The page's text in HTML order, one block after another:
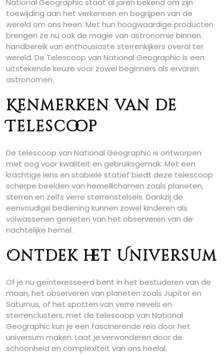
National Geographic staat al jaren bekend om zijn
toewijding aan het verkennen en begrijpen van de
wereld om ons heen. Met hun hoogwaardige producten
brengen ze nu ook de magie van astronomie binnen
handbereik van enthousiaste sterrenkijkers overal ter
wereld. De Telescoop van National Geographic is een
uitstekende keuze voor zowel beginners als ervaren
astronomen.
Kenmerken van de
Telescoop
De telescoop van National Geographic is ontworpen
met oog voor kwaliteit en gebruiksgemak. Met een
krachtige lens en stabiele statief biedt deze telescoop
scherpe beelden van hemellichamen zoals planeten,
sterren en zelfs verre sterrenstelsels. Dankzij de
eenvoudige bediening kunnen zowel kinderen als
volwassenen genieten van het observeren van de
nachtelijke hemel.
Ontdek het Universum
Of je nu geïnteresseerd bent in het bestuderen van de
maan, het observeren van planeten zoals Jupiter en
Saturnus, of het spotten van verre nevels en
sterrenclusters, met de telescoop van National
Geographic kun je een fascinerende reis door het
universum maken. Laat je verwonderen door de
schoonheid en complexiteit van ons heelal.